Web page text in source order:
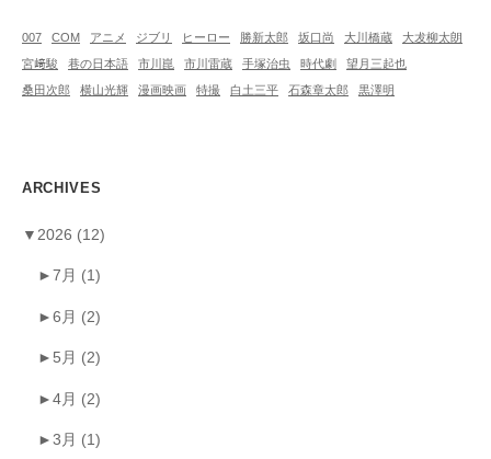
007 COM アニメ ジブリ ヒーロー 勝新太郎 坂口尚 大川橋蔵
大犮柳太朗
宮﨑駿
巷の日本語 市川崑 市川雷蔵 手塚治虫 時代劇
望月三起也
桑田次郎
横山光輝 漫画映画 特撮 白土三平 石森章太郎 黒澤明
ARCHIVES
▼ 2026 (12)
► 7月 (1)
► 6月 (2)
► 5月 (2)
► 4月 (2)
► 3月 (1)